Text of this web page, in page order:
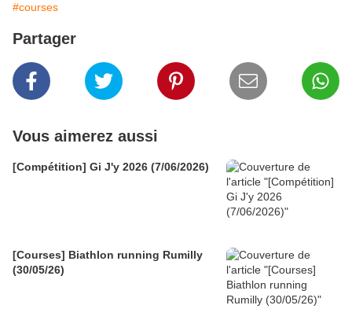
#courses
Partager
Vous aimerez aussi
[Compétition] Gi J'y 2026 (7/06/2026)
[Courses] Biathlon running Rumilly
(30/05/26)